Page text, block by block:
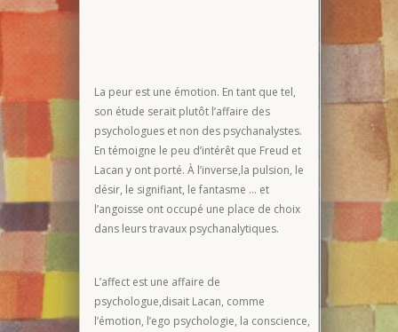
La peur est une émotion. En tant que tel,
son étude serait plutôt l’affaire des
psychologues et non des psychanalystes.
En témoigne le peu d’intérêt que Freud et
Lacan y ont porté. À l’inverse,la pulsion, le
désir, le signifiant, le fantasme … et
l’angoisse ont occupé une place de choix
dans leurs travaux psychanalytiques.
L’affect est une affaire de
psychologue,disait Lacan, comme
l’émotion, l’ego psychologie, la conscience,